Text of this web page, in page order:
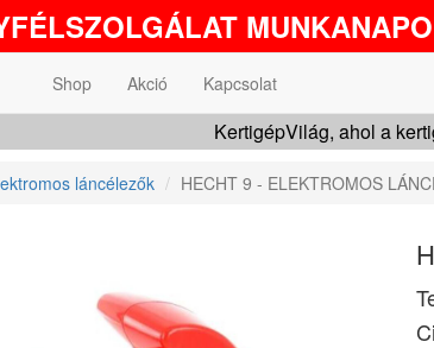
Shop Akció Kapcsolat
KertigépVilág, ahol a
láncélezők HECHT 9 - ELEKTROMOS